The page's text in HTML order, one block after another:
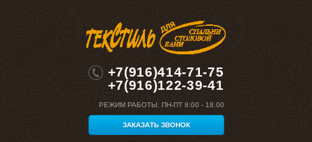
+7(916)414-71-75
+7(916)122-39-41
РЕЖИМ РАБОТЫ: ПН-ПТ 8:00 - 18.00
ЗАКАЗАТЬ ЗВОНОК